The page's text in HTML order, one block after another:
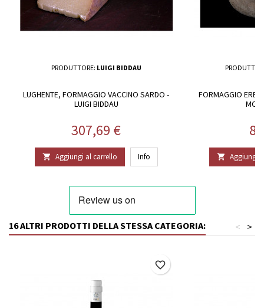
PRODUTTORE: LUIGI BIDDAU
LUGHENTE, FORMAGGIO VACCINO SARDO -
LUIGI BIDDAU
Prezzo
307,69 €
 Aggiungi al carrello Info
FORMAGGIO
 Aggiungi
16 ALTRI PRODOTTI DELLA STESSA CATEGORIA: >
<
favorite_border